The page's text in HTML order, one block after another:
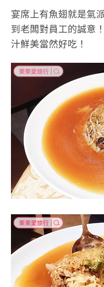
宴席上有魚翅就是氣
到老闆對員工的誠意
汁鮮美當然好吃！